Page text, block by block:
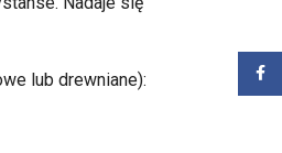
lub drewniane):